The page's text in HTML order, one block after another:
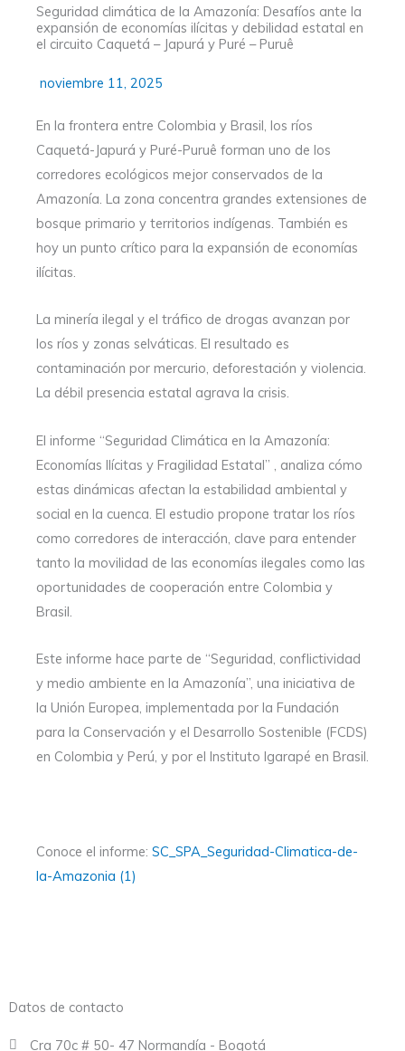
Seguridad climática de la Amazonía: Desafíos ante la
expansión de economías ilícitas y debilidad estatal en
el circuito Caquetá – Japurá y Puré – Puruê
noviembre 11, 2025
En la frontera entre Colombia y Brasil, los ríos
Caquetá-Japurá y Puré-Puruê forman uno de los
corredores ecológicos mejor conservados de la
Amazonía. La zona concentra grandes extensiones de
bosque primario y territorios indígenas. También es
hoy un punto crítico para la expansión de economías
ilícitas.
La minería ilegal y el tráfico de drogas avanzan por
los ríos y zonas selváticas. El resultado es
contaminación por mercurio, deforestación y violencia.
La débil presencia estatal agrava la crisis.
El informe “Seguridad Climática en la Amazonía:
Economías Ilícitas y Fragilidad Estatal” , analiza cómo
estas dinámicas afectan la estabilidad ambiental y
social en la cuenca. El estudio propone tratar los ríos
como corredores de interacción, clave para entender
tanto la movilidad de las economías ilegales como las
oportunidades de cooperación entre Colombia y
Brasil.
Este informe hace parte de “Seguridad, conflictividad
y medio ambiente en la Amazonía”, una iniciativa de
la Unión Europea, implementada por la Fundación
para la Conservación y el Desarrollo Sostenible (FCDS)
en Colombia y Perú, y por el Instituto Igarapé en Brasil.
Conoce el informe: SC_SPA_Seguridad-Climatica-de-
la-Amazonia (1)
Datos de contacto
Cra 70c # 50- 47 Normandía - Bogotá